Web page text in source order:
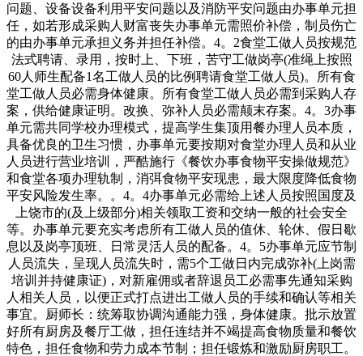
问题、设备设备利用平安问题以及消防平安问题由办事单元担
任，如若形成采购人财富丧失办事单元需照价补偿，制员伤亡
的由办事单元承担义务并担任补偿。4。2食堂工做人员按规范
法式聘请、录用，按时上、下班，苦守工做岗亭(准绳上按照
60人师生配备1名工做人员的比例聘请食堂工做人员)。所有食
堂工做人员必需身体健康。所有食堂工做人员必需到采购人存
案，供给健康证明。改换、弥补人员必需颠末存案。4。3办事
单元需共同学校办理模式，提高学生集顶用餐办理人员本质，
具备优良的卫生习惯，办事单元要按期对食堂办理人员和从业
人员进行营业培训，严酷施行《餐饮办事食物平安操做规范》
和食堂各项办理轨制，消弭食物平安现患，最大限度降低食物
平安风险发生率。。4。4办事单元必需给上述人员按照国度及
上饶市的(及上级部分)相关领取工资和交纳一般的社会安全
等。办事单元要充实考虑所有工做人员的值休、轮休、假日歇
息以及岗亭顶班、日常灵活人员的配备。4。5办事单元应节制
人员流失，呈现人员流失时，需5个工做日内完成弥补(上岗需
培训并持健康证)，对新雇佣或者辞退员工必需事先通知采购
人相关人员，以便正式打点进出工做人员的手续和确认等相关
事宜。厨师长：统筹取协调沟通能力强，身体健康。批示放置
好所有厨房及餐厅工做，担任连结并不竭提高食物质量和餐饮
特色，担任食物和劳力成本节制；担任锻炼和激励厨房职工。